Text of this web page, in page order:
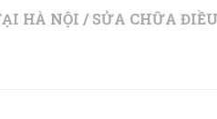
HÀ NỘI / SỬA CHỮA